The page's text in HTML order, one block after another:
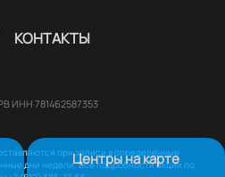
Центры на карте
КОНТАКТЫ
ИНН 781462587353
при записи в определенные
дни недели. Все подробности акции по